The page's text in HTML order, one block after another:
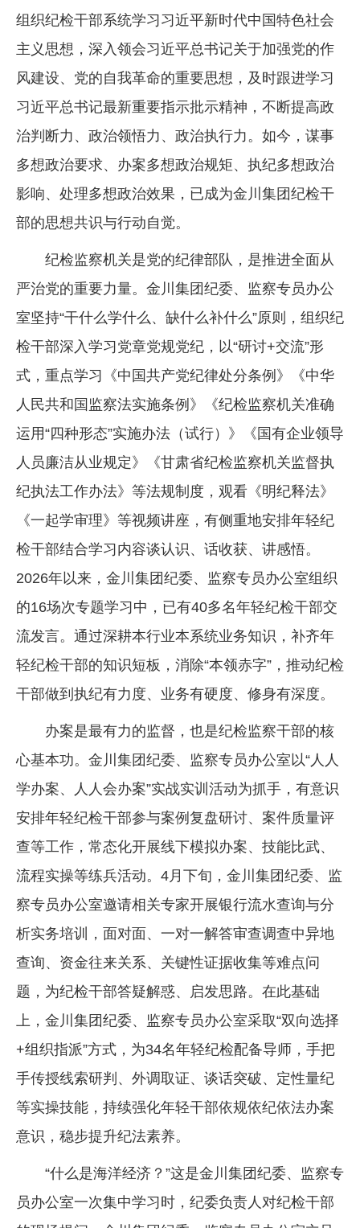
组织纪检干部系统学习习近平新时代中国特色社会
主义思想，深入领会习近平总书记关于加强党的作
风建设、党的自我革命的重要思想，及时跟进学习
习近平总书记最新重要指示批示精神，不断提高政
治判断力、政治领悟力、政治执行力。如今，谋事
多想政治要求、办案多想政治规矩、执纪多想政治
影响、处理多想政治效果，已成为金川集团纪检干
部的思想共识与行动自觉。
纪检监察机关是党的纪律部队，是推进全面从
严治党的重要力量。金川集团纪委、监察专员办公
室坚持“干什么学什么、缺什么补什么”原则，组织纪
检干部深入学习党章党规党纪，以“研讨+交流”形
式，重点学习《中国共产党纪律处分条例》《中华
人民共和国监察法实施条例》《纪检监察机关准确
运用“四种形态”实施办法（试行）》《国有企业领导
人员廉洁从业规定》《甘肃省纪检监察机关监督执
纪执法工作办法》等法规制度，观看《明纪释法》
《一起学审理》等视频讲座，有侧重地安排年轻纪
检干部结合学习内容谈认识、话收获、讲感悟。
2026年以来，金川集团纪委、监察专员办公室组织
的16场次专题学习中，已有40多名年轻纪检干部交
流发言。通过深耕本行业本系统业务知识，补齐年
轻纪检干部的知识短板，消除“本领赤字”，推动纪检
干部做到执纪有力度、业务有硬度、修身有深度。
办案是最有力的监督，也是纪检监察干部的核
心基本功。金川集团纪委、监察专员办公室以“人人
学办案、人人会办案”实战实训活动为抓手，有意识
安排年轻纪检干部参与案例复盘研讨、案件质量评
查等工作，常态化开展线下模拟办案、技能比武、
流程实操等练兵活动。4月下旬，金川集团纪委、监
察专员办公室邀请相关专家开展银行流水查询与分
析实务培训，面对面、一对一解答审查调查中异地
查询、资金往来关系、关键性证据收集等难点问
题，为纪检干部答疑解惑、启发思路。在此基础
上，金川集团纪委、监察专员办公室采取“双向选择
+组织指派”方式，为34名年轻纪检配备导师，手把
手传授线索研判、外调取证、谈话突破、定性量纪
等实操技能，持续强化年轻干部依规依纪依法办案
意识，稳步提升纪法素养。
“什么是海洋经济？”这是金川集团纪委、监察专
员办公室一次集中学习时，纪委负责人对纪检干部